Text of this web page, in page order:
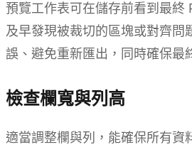
預覽工作表可在儲存前看到最終
及早發現被裁切的區塊或對齊問
誤、避免重新匯出，同時確保最
檢查欄寬與列高
適當調整欄與列，能確保所有資